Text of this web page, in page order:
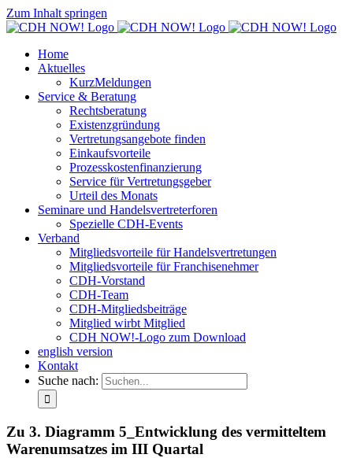
Zum Inhalt springen
Home
Aktuelles
KurzMeldungen
Service & Beratung
Rechtsberatung
Existenzgründung
Vertretungsangebote finden
Einkaufsvorteile
Prozesskostenfinanzierung
Service für Vertretungsgeber
Urteil des Monats
Seminare und Handelsvertreterforen
Spezielle CDH-Events
Verband
Mitgliedsvorteile für Handelsvertretungen
Mitgliedsvorteile für Franchisenehmer
CDH-Vorstand
CDH-Team
CDH-Mitgliedsbeiträge
Mitglied wirbt Mitglied
CDH NOW!-Logo zum Download
english version
Kontakt
Suche nach:
Zu 3. Diagramm 5_Entwicklung des vermitteltem
Warenumsatzes im III Quartal